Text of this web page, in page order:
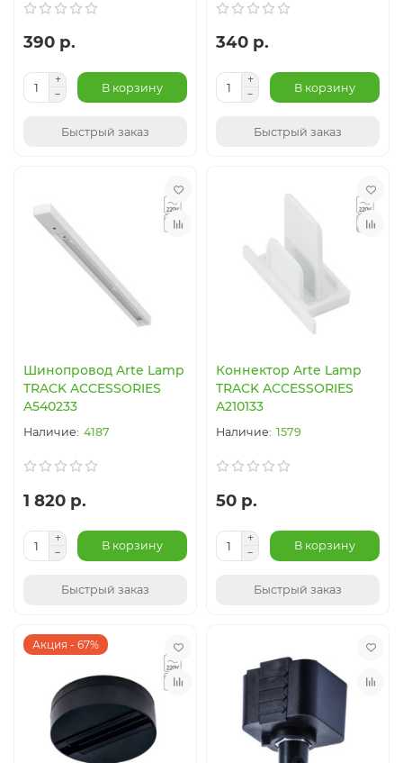
390 р.
В корзину
Быстрый заказ
340 р.
В корзину
Быстрый заказ
Шинопровод Arte Lamp
TRACK ACCESSORIES
A540233
4187
1 820 р.
В корзину
Быстрый заказ
Коннектор Arte Lamp
TRACK ACCESSORIES
A210133
1579
50 р.
В корзину
Быстрый заказ
Акция - 67%